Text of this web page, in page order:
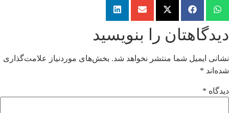
دیدگاهتان را بنویسید
نشانی ایمیل شما منتشر نخواهد شد. بخش‌های موردنیاز علامت‌گذاری
شده‌اند *
دیدگاه *